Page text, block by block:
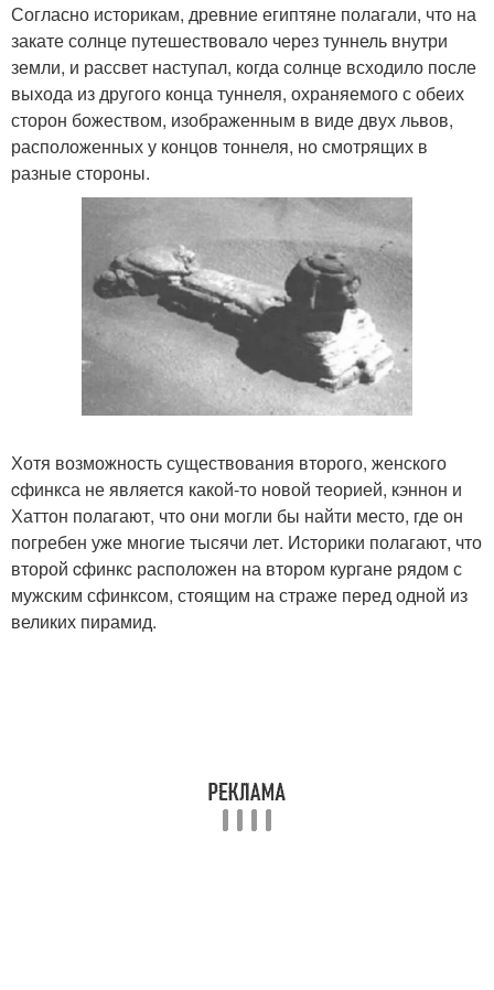
Согласно историкам, древние египтяне полагали, что на
закате солнце путешествовало через туннель внутри
земли, и рассвет наступал, когда солнце всходило после
выхода из другого конца туннеля, охраняемого с обеих
сторон божеством, изображенным в виде двух львов,
расположенных у концов тоннеля, но смотрящих в
разные стороны.
Хотя возможность существования второго, женского
cфинкса не является какой-то новой теорией, кэннон и
Хаттон полагают, что они могли бы найти место, где он
погребен уже многие тысячи лет. Историки полагают, что
второй cфинкс расположен на втором кургане рядом с
мужским сфинксом, стоящим на страже перед одной из
великих пирамид.